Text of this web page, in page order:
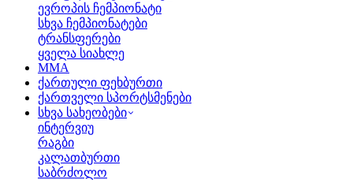
ევროპის ჩემპიონატი
სხვა ჩემპიონატები
ტრანსფერები
ყველა სიახლე
MMA
ქართული ფეხბურთი
ქართველი სპორტსმენები
სხვა სახეობები
ინტერვიუ
რაგბი
კალათბურთი
საბრძოლო